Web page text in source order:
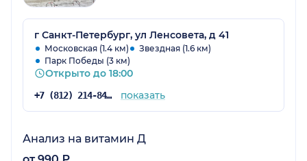
г Санкт-Петербург, ул Ленсовета, д 41
Московская (1.4 км)
Звездная (1.6 км)
Парк Победы (3 км)
Открыто до 18:00
+7 (812) 214-84-90 показать
Анализ на витамин Д